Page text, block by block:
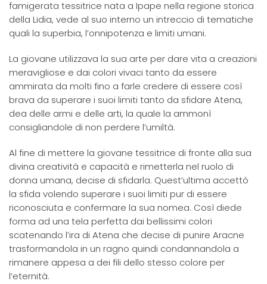
famigerata tessitrice nata a Ipape nella regione storica
della Lidia, vede al suo interno un intreccio di tematiche
quali la superbia, l’onnipotenza e limiti umani.
La giovane utilizzava la sua arte per dare vita a creazioni
meravigliose e dai colori vivaci tanto da essere
ammirata da molti fino a farle credere di essere così
brava da superare i suoi limiti tanto da sfidare Atena,
dea delle armi e delle arti, la quale la ammonì
consigliandole di non perdere l’umiltà.
Al fine di mettere la giovane tessitrice di fronte alla sua
divina creatività e capacità e rimetterla nel ruolo di
donna umana, decise di sfidarla. Quest’ultima accettò
la sfida volendo superare i suoi limiti pur di essere
riconosciuta e confermare la sua nomea. Così diede
forma ad una tela perfetta dai bellissimi colori
scatenando l’ira di Atena che decise di punire Aracne
trasformandola in un ragno quindi condannandola a
rimanere appesa a dei fili dello stesso colore per
l’eternità.